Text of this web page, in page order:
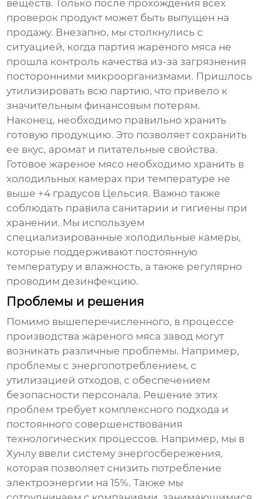
веществ. Только после прохождения всех
проверок продукт может быть выпущен на
продажу. Внезапно, мы столкнулись с
ситуацией, когда партия жареного мяса не
прошла контроль качества из-за загрязнения
посторонними микроорганизмами. Пришлось
утилизировать всю партию, что привело к
значительным финансовым потерям.
Наконец, необходимо правильно хранить
готовую продукцию. Это позволяет сохранить
ее вкус, аромат и питательные свойства.
Готовоежареное мясо необходимо хранить в
холодильных камерах при температуре не
выше +4 градусов Цельсия. Важно также
соблюдать правила санитарии и гигиены при
хранении. Мы используем
специализированные холодильные камеры,
которые поддерживают постоянную
температуру и влажность, а также регулярно
проводим дезинфекцию.
Проблемы и решения
Помимо вышеперечисленного, в процессе
производстважареного мяса завод могут
возникать различные проблемы. Например,
проблемы с энергопотреблением, с
утилизацией отходов, с обеспечением
безопасности персонала. Решение этих
проблем требует комплексного подхода и
постоянного совершенствования
технологических процессов. Например, мы в
Хунлу ввели систему энергосбережения,
которая позволяет снизить потребление
электроэнергии на 15%. Также мы